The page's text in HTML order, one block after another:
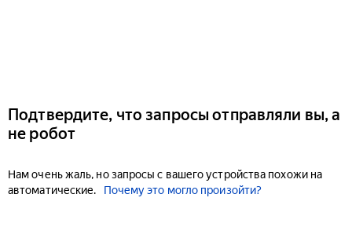
Подтвердите, что запросы отправляли вы, а
не робот
Нам очень жаль, но запросы с вашего устройства похожи на
автоматические.
Почему это могло произойти?